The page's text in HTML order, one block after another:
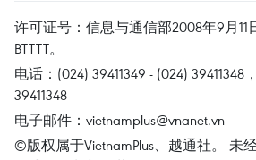
许可证号：信息与通信部2008年9月11
BTTTT。
电话：(024) 39411349 - (024) 39411348
39411348
电子邮件： vietnamplus@vnanet.vn
©版权属于VietnamPlus、越通社。 未